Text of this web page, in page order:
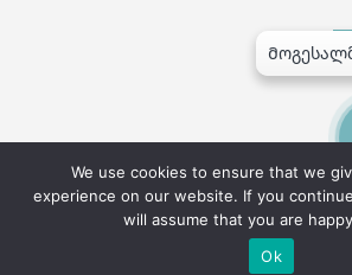
©2024 All Rights
We use cookies to ensure that we
experience on our website. If you
will assume that you are
Ok